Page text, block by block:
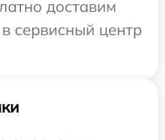
доставим
сервисный центр